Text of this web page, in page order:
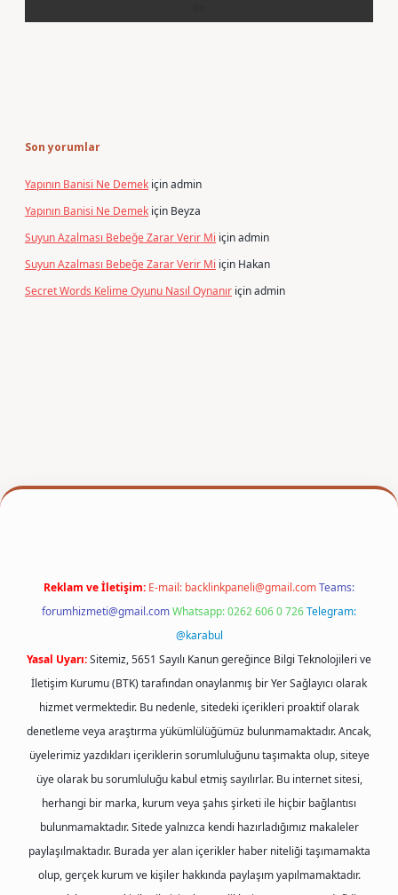
Son yorumlar
Yapının Banisi Ne Demek içinadmin
Yapının Banisi Ne Demek için Beyza
Suyun Azalması Bebeğe Zarar Verir Mi içinadmin
Suyun Azalması Bebeğe Zarar Verir Mi için Hakan
Secret Words Kelime Oyunu Nasıl Oynanır içinadmin
Reklam ve İletişim: E-mail: backlinkpaneli@gmail.comTeams:
forumhizmeti@gmail.comWhatsapp: 0262 606 0 726Telegram:
@karabul
Yasal Uyarı:Sitemiz, 5651 Sayılı Kanun gereğince Bilgi Teknolojileri ve
İletişim Kurumu (BTK) tarafından onaylanmış bir Yer Sağlayıcı olarak
hizmet vermektedir. Bu nedenle, sitedeki içerikleri proaktif olarak
denetleme veya araştırma yükümlülüğümüz bulunmamaktadır. Ancak,
üyelerimiz yazdıkları içeriklerin sorumluluğunu taşımakta olup, siteye
üye olarak bu sorumluluğu kabul etmiş sayılırlar. Bu internet sitesi,
herhangi bir marka, kurum veya şahıs şirketi ile hiçbir bağlantısı
bulunmamaktadır. Sitede yalnızca kendi hazırladığımız makaleler
paylaşılmaktadır. Burada yer alan içerikler haber niteliği taşımamakta
olup, gerçek kurum ve kişiler hakkında paylaşım yapılmamaktadır.